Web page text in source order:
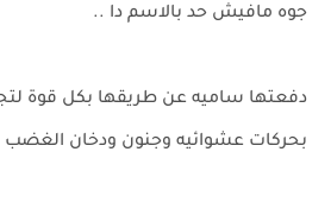
جوه مافيش حد بالاسم دا ..
دفعتها ساميه عن طريقها بكل قوة
بحركات عشوائيه وجنون ودخان الغضب